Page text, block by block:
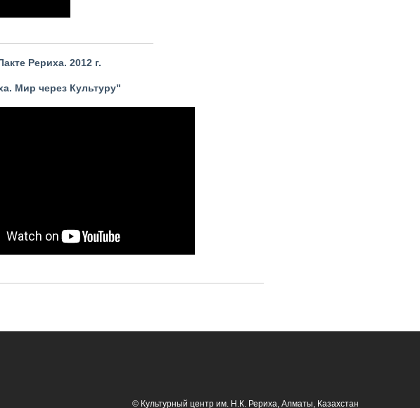
Рериха. 2012 г.
Мир через Культуру"
© Культурный центр им. Н.К. Рериха, Алматы, Казахстан